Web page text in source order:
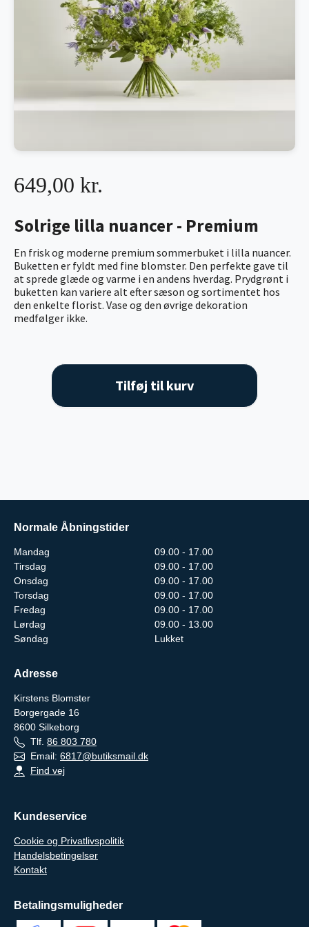
Solrige lilla nuancer - Premium
En frisk og moderne premium sommerbuket i lilla nuancer.
Buketten er fyldt med fine blomster. Den perfekte gave til
at sprede glæde og varme i en andens hverdag. Prydgrønt i
buketten kan variere alt efter sæson og sortimentet hos
den enkelte florist. Vase og den øvrige dekoration
medfølger ikke.
649,00 kr.
Tilføj til kurv
Normale Åbningstider
Mandag
09.00 - 17.00
Tirsdag
09.00 - 17.00
Onsdag
09.00 - 17.00
Torsdag
09.00 - 17.00
Fredag
09.00 - 17.00
Lørdag
09.00 - 13.00
Søndag
Lukket
Adresse
Kirstens Blomster
Borgergade 16
8600 Silkeborg
Tlf. 86 803 780
Email: 6817@butiksmail.dk
Find vej
Kundeservice
Cookie og Privatlivspolitik
Handelsbetingelser
Kontakt
Betalingsmuligheder